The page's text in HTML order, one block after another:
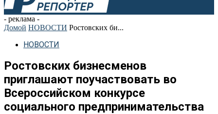
- реклама -
Домой НОВОСТИ Ростовских би...
НОВОСТИ
Ростовских бизнесменов
приглашают поучаствовать во
Всероссийском конкурсе
социального предпринимательства